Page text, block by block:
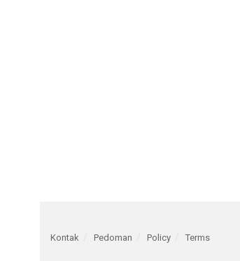
Kontak Pedoman Policy Terms